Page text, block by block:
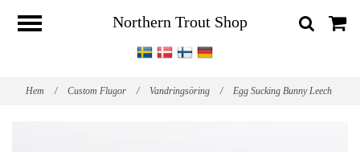
Northern Trout Shop
Hem / Custom Flugor / Vandringsöring / Egg Sucking Bunny Leech